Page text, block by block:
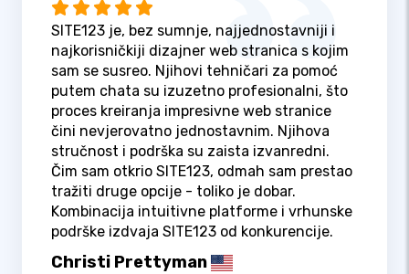
SITE123 je, bez sumnje, najjednostavniji i
najkorisničkiji dizajner web stranica s kojim
sam se susreo. Njihovi tehničari za pomoć
putem chata su izuzetno profesionalni, što
proces kreiranja impresivne web stranice
čini nevjerovatno jednostavnim. Njihova
stručnost i podrška su zaista izvanredni.
Čim sam otkrio SITE123, odmah sam prestao
tražiti druge opcije - toliko je dobar.
Kombinacija intuitivne platforme i vrhunske
podrške izdvaja SITE123 od konkurencije.
Christi Prettyman